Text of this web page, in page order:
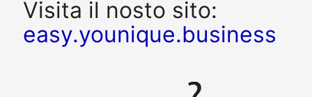
Visita il nosto sito:
easy.younique.business